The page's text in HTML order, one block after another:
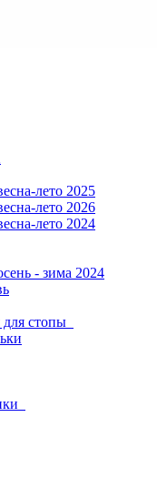
лето 2025
лето 2026
лето 2024
- зима 2024
стопы